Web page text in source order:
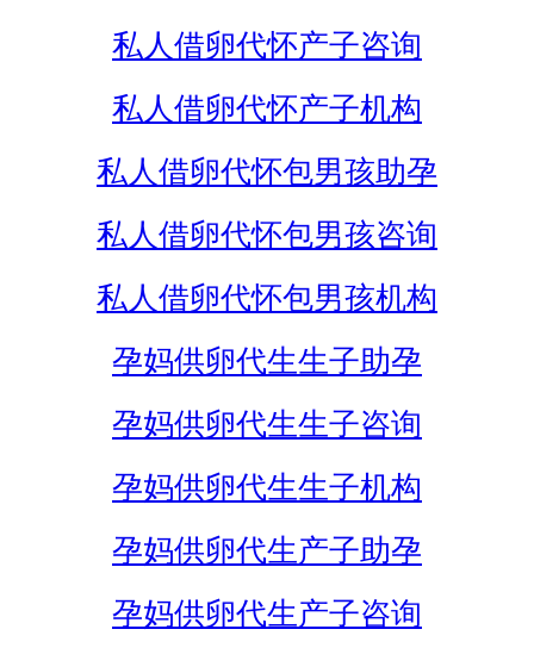
私人借卵代怀产子咨询
私人借卵代怀产子机构
私人借卵代怀包男孩助孕
私人借卵代怀包男孩咨询
私人借卵代怀包男孩机构
孕妈供卵代生生子助孕
孕妈供卵代生生子咨询
孕妈供卵代生生子机构
孕妈供卵代生产子助孕
孕妈供卵代生产子咨询